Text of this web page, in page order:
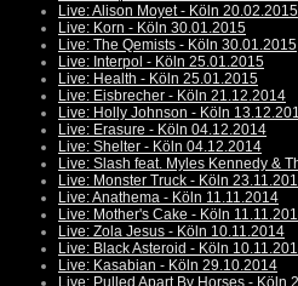
Live: Alison Moyet - Köln 20.02.2015
Live: Korn - Köln 30.01.2015
Live: The Qemists - Köln 30.01.2015
Live: Interpol - Köln 25.01.2015
Live: Health - Köln 25.01.2015
Live: Eisbrecher - Köln 21.12.2014
Live: Holly Johnson - Köln
Live: Erasure - Köln 04.12.2014
Live: Shelter - Köln 04.12.2014
Live: Slash feat. Myles Kennedy &
Live: Monster Truck - Köln
Live: Anathema - Köln 11.11.2014
Live: Mother's Cake - Köln
Live: Zola Jesus - Köln 10.11.2014
Live: Black Asteroid - Köln
Live: Kasabian - Köln 29.10.2014